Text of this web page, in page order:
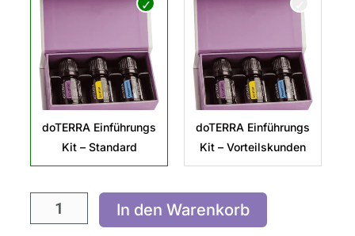
doTERRA Einführungs
Kit – Standard
doTERRA Einführungs
Kit – Vorteilskunden
Kit
Menge
In den Warenkorb